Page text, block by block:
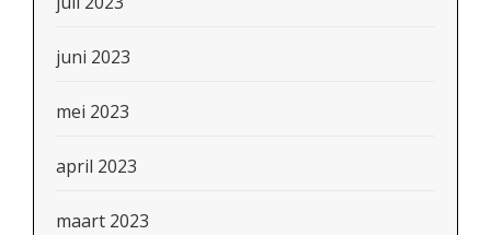
juni 2023
mei 2023
april 2023
maart 2023